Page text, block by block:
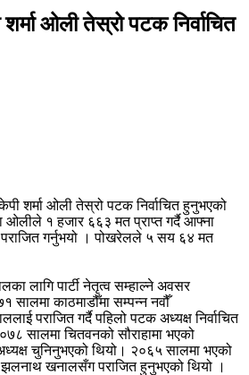
ओली तेस्रो पटक निर्वाचित
शर्मा ओली तेस्रो पटक निर्वाचित हुनुभएको
ओलीले १ हजार ६६३ मत प्राप्त गर्दै आफ्ना
पराजित गर्नुभयो । पोखरेलले ५ सय ६४ मत
लागि पार्टी नेतृत्व सम्हाल्ने अवसर
काठमाडौँमा सम्पन्न नवौँ
पराजित गर्दै पहिलो पटक अध्यक्ष निर्वाचित
सालमा चितवनको सौराहामा भएको
चुनिनुभएको थियो। २०६५ सालमा भएको
खनालसँग पराजित हुनुभएको थियो ।